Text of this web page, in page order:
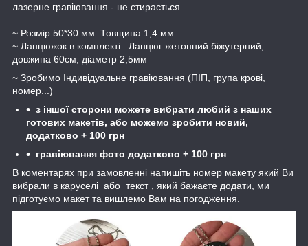
лазерне гравіювання - не стирається.
~ Розмір 50*30 мм. Товщина 1,4 мм
~ Ланцюжок в комплекті. Ланцюг жетонний біжутерний,
довжина 60см, діаметр 2,5мм
~ Зробимо Індивідуальне гравіювання (ПІП, група крові,
номер...)
з іншої сторони можете вибрати любий з наших
готових макетів, або можемо зробити новий,
додатково + 100 грн
гравіювання фото додатково + 100 грн
В коментарях при замовленні напишіть номер макету який Ви
вибрали в каруселі або текст , який бажаєте додати, ми
підготуємо макет та вишлемо Вам на погодження.